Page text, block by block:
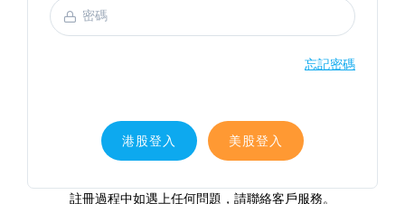
忘記密碼
港股登入 美股登入
註冊過程中如遇上任何問題，請聯絡客戶服務。